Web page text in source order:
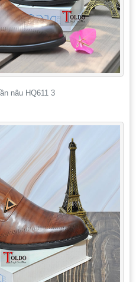
nâu HQ611 3